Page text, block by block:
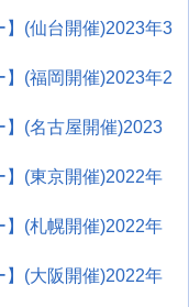
】(仙台開催)2023年3
】(福岡開催)2023年2
】(名古屋開催)2023
】(東京開催)2022年
】(札幌開催)2022年
】(大阪開催)2022年